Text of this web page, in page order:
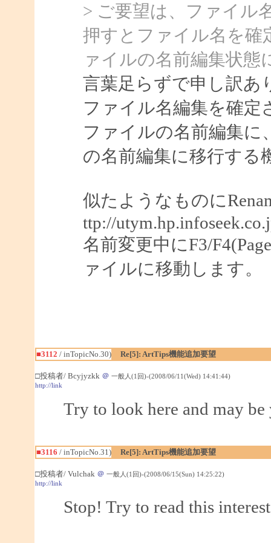
> ご要望は、ファイル
押すとファイル名を確
ァイルの名前編集状
言葉足らずで申し訳あ
ファイル名編集を確定
ファイルの名前編集に
の名前編集に移行する
似たようなものに
ttp://
名前変更中にF3/
ァイルに移動します。
■3112 / inTopicNo.30) Re[5]: ArtTips機能追加要望
□投稿者/ Bcyjyzkk ＠ 一般人(1回)-(2008/06/11(Wed) 14:41:44)
http://link
Try to look here and may
■3116 / inTopicNo.31) Re[5]: ArtTips機能追加要望
□投稿者/ Vulchak ＠ 一般人(1回)-(2008/06/15(Sun) 14:25:22)
http://link
Stop! Try to read this